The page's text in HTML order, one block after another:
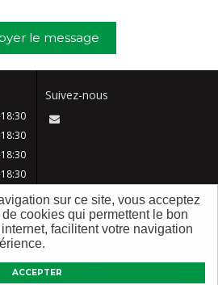
ACCEPTER
sur ce site, vous acceptez
cookies qui permettent le bon
facilitent votre navigation
le message
Suivez-nous
FAQ
Mentions légales
Qui sommes nous ?